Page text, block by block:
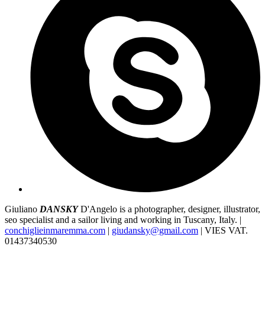
Giuliano DANSKY D'Angelo is a photographer, designer, illustrator,
seo specialist and a sailor living and working in Tuscany, Italy. |
conchiglieinmaremma.com | giudansky@gmail.com | VIES VAT.
01437340530